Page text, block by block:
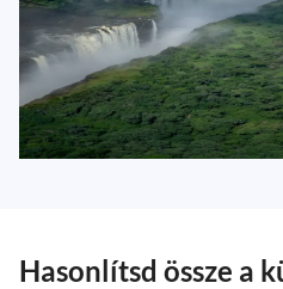
Hasonlítsd össze a